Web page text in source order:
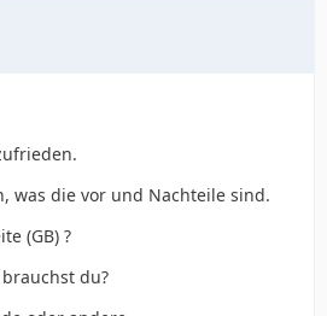
was die vor und Nachteile sind.
(GB) ?
du?